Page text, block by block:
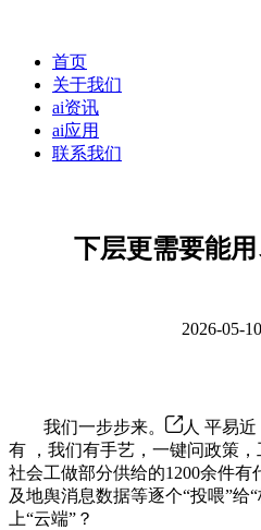
首页
关于我们
ai资讯
ai应用
联系我们
下层更需要能
2026-05-
我们一步步来。
人 平易
有 ，我们有手艺，一键问政策，
社会工做部分供给的1200余件
及地舆消息数据等逐个“投喂”给
上“云端”？